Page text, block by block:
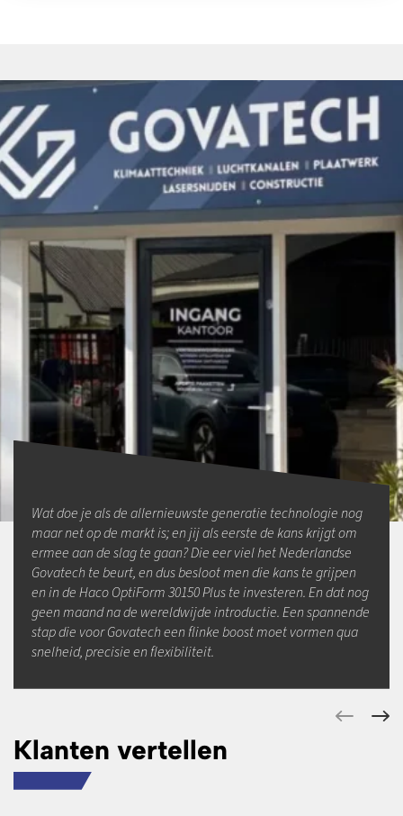
Klanten vertellen
Wat doe je als de allernieuwste generatie technologie nog
maar net op de markt is; en jij als eerste de kans krijgt om
ermee aan de slag te gaan? Die eer viel het Nederlandse
Govatech te beurt, en dus besloot men die kans te grijpen
en in de Haco OptiForm 30150 Plus te investeren. En dat nog
geen maand na de wereldwijde introductie. Een spannende
stap die voor Govatech een flinke boost moet vormen qua
snelheid, precisie en flexibiliteit.